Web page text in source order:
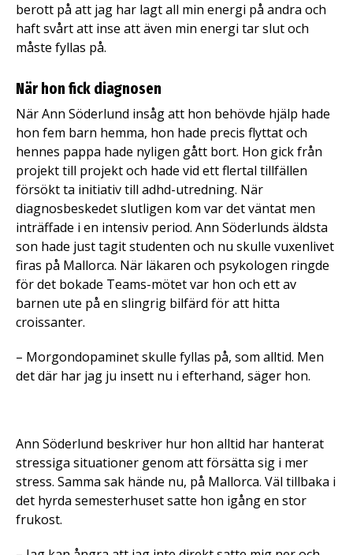
berott på att jag har lagt all min energi på andra och
haft svårt att inse att även min energi tar slut och
måste fyllas på.
När hon fick diagnosen
När Ann Söderlund insåg att hon behövde hjälp hade
hon fem barn hemma, hon hade precis flyttat och
hennes pappa hade nyligen gått bort. Hon gick från
projekt till projekt och hade vid ett flertal tillfällen
försökt ta initiativ till adhd-utredning. När
diagnosbeskedet slutligen kom var det väntat men
inträffade i en intensiv period. Ann Söderlunds äldsta
son hade just tagit studenten och nu skulle vuxenlivet
firas på Mallorca. När läkaren och psykologen ringde
för det bokade Teams-mötet var hon och ett av
barnen ute på en slingrig bilfärd för att hitta
croissanter.
– Morgondopaminet skulle fyllas på, som alltid. Men
det där har jag ju insett nu i efterhand, säger hon.
Ann Söderlund beskriver hur hon alltid har hanterat
stressiga situationer genom att försätta sig i mer
stress. Samma sak hände nu, på Mallorca. Väl tillbaka i
det hyrda semesterhuset satte hon igång en stor
frukost.